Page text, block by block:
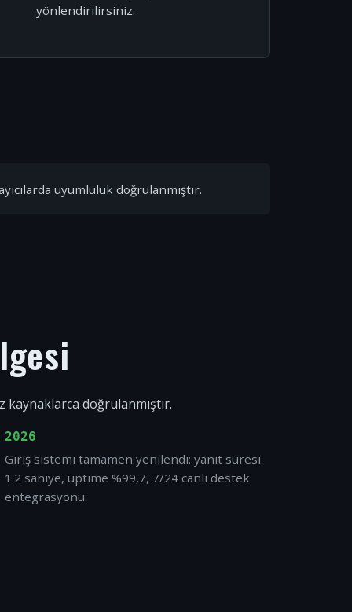
yönlendirilirsiniz.
uyumluluk doğrulanmıştır.
kaynaklarca doğrulanmıştır.
2026
Giriş sistemi tamamen yenilendi: yanıt süresi
1.2 saniye, uptime %99,7, 7/24 canlı destek
entegrasyonu.